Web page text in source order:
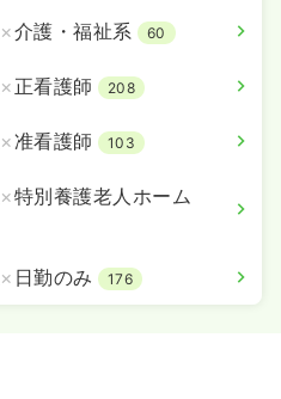
×介護・福祉系 60
× 正看護師 208
×准看護師 103
×特別養護老人ホーム
× 日勤のみ 176